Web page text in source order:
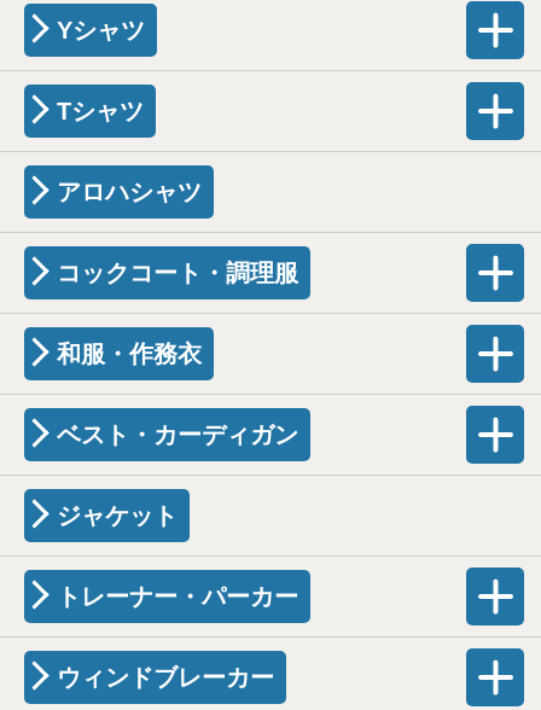
Yシャツ
Tシャツ
アロハシャツ
コックコート・調理服
和服・作務衣
ベスト・カーディガン
ジャケット
トレーナー・パーカー
ウィンドブレーカー